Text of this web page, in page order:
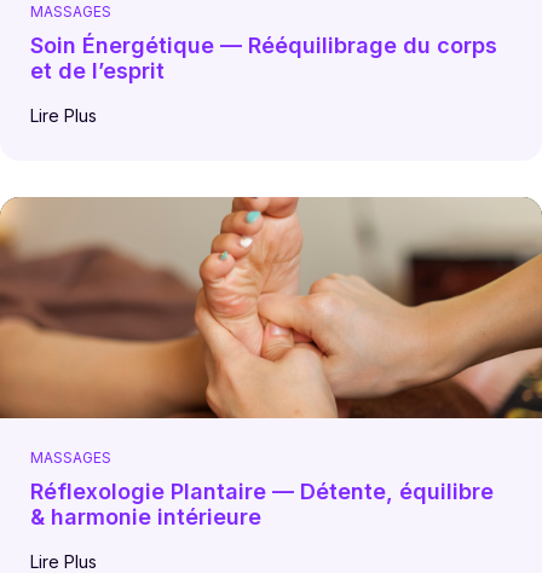
MASSAGES
Soin Énergétique — Rééquilibrage du corps
et de l’esprit
Lire Plus
MASSAGES
Réflexologie Plantaire — Détente, équilibre
& harmonie intérieure
Lire Plus